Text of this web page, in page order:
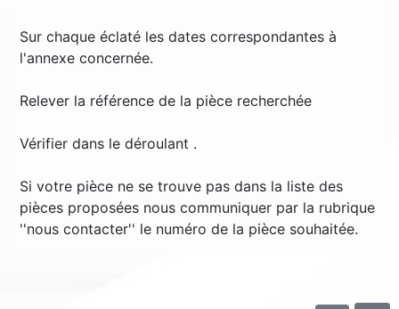
Sur chaque éclaté les dates correspondantes à
l'annexe concernée.
Relever la référence de la pièce recherchée
Vérifier dans le déroulant .
Si votre pièce ne se trouve pas dans la liste des
pièces proposées nous communiquer par la rubrique
''nous contacter'' le numéro de la pièce souhaitée.